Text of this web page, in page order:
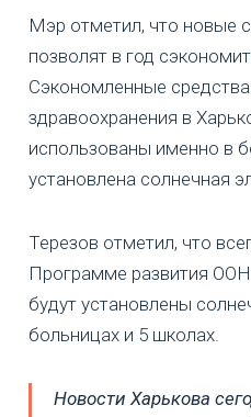
Мэр отметил, что новые
позволят в год
Сэкономленные
здравоохранения в
использованы именно в
установлена солнечная
Терезов отметил, что
Программе развития
будут установлены
больницах и 5 школах.
Новости Харькова